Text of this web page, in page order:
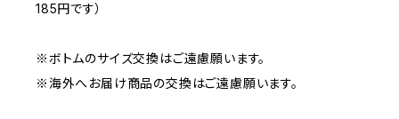
185円です）
※ボトムのサイズ交換はご遠慮願います。
※海外へお届け商品の交換はご遠慮願います。